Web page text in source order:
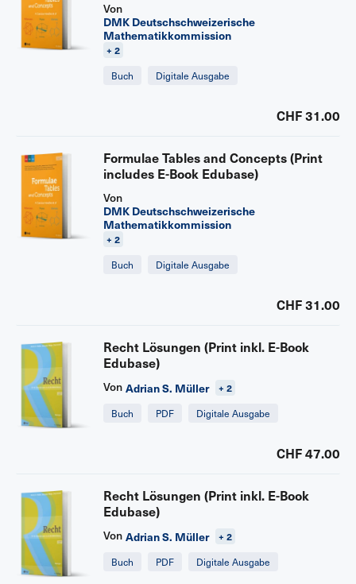
Von
DMK Deutschschweizerische
Mathematikkommission
+ 2
Buch
Digitale Ausgabe
CHF 31.00
Formulae Tables and Concepts (Print
includes E-Book Edubase)
Von
DMK Deutschschweizerische
Mathematikkommission
+ 2
Buch
Digitale Ausgabe
CHF 31.00
Recht Lösungen (Print inkl. E-Book
Edubase)
Von Adrian S. Müller
+ 2
Buch
PDF Digitale Ausgabe
CHF 47.00
Recht Lösungen (Print inkl. E-Book
Edubase)
Von Adrian S. Müller
+ 2
Buch
PDF Digitale Ausgabe